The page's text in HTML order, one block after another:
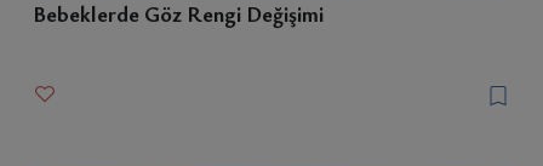
Bebeklerde Göz Rengi Değişimi